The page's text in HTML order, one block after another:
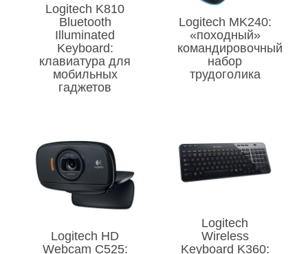
Logitech K810
Bluetooth
Illuminated
Keyboard:
клавиатура для
мобильных
гаджетов
Logitech MK240:
«походный»
командировочный
набор
трудоголика
Logitech HD
Webcam C525:
Logitech
Wireless
Keyboard K360: